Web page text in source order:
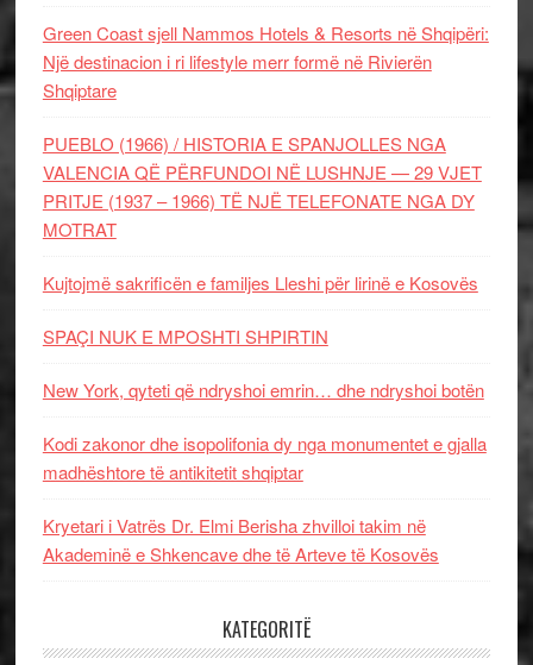
Green Coast sjell Nammos Hotels & Resorts në Shqipëri:
Një destinacion i ri lifestyle merr formë në Rivierën
Shqiptare
PUEBLO (1966) / HISTORIA E SPANJOLLES NGA
VALENCIA QË PËRFUNDOI NË LUSHNJE — 29 VJET
PRITJE (1937 – 1966) TË NJË TELEFONATE NGA DY
MOTRAT
Kujtojmë sakrificën e familjes Lleshi për lirinë e Kosovës
SPAÇI NUK E MPOSHTI SHPIRTIN
New York, qyteti që ndryshoi emrin… dhe ndryshoi botën
Kodi zakonor dhe isopolifonia dy nga monumentet e gjalla
madhështore të antikitetit shqiptar
Kryetari i Vatrës Dr. Elmi Berisha zhvilloi takim në
Akademinë e Shkencave dhe të Arteve të Kosovës
KATEGORITË